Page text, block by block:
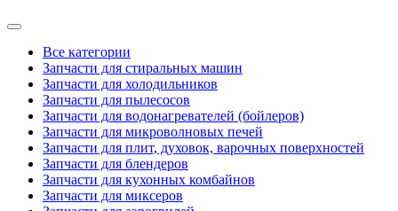
Все категории
Запчасти для стиральных машин
Запчасти для холодильников
Запчасти для пылесосов
Запчасти для водонагревателей (бойлеров)
Запчасти для микроволновых печей
Запчасти для плит, духовок, варочных поверхностей
Запчасти для блендеров
Запчасти для кухонных комбайнов
Запчасти для миксеров